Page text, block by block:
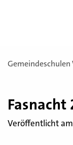
Gemeindeschulen
Fas­nacht
Veröffentlicht